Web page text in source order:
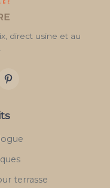
direct usine et au
terrasse